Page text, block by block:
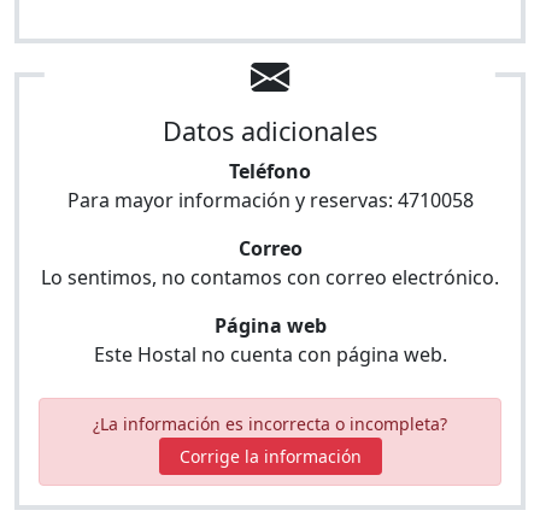
Datos adicionales
Teléfono
Para mayor información y reservas: 4710058
Correo
Lo sentimos, no contamos con correo electrónico.
Página web
Este Hostal no cuenta con página web.
¿La información es incorrecta o incompleta?
Corrige la información